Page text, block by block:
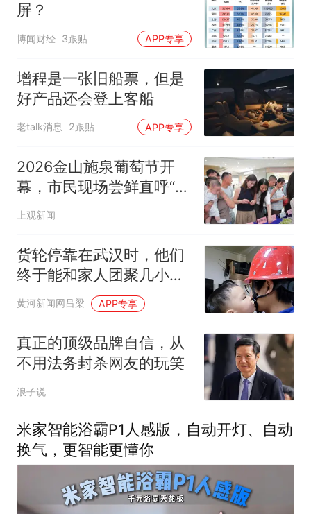
屏？
博闻财经 3跟贴 APP专享
增程是一张旧船票，但是
好产品还会登上客船
老talk消息 2跟贴 APP专享
2026金山施泉葡萄节开
幕，市民现场尝鲜直呼“比
往年还甜”
上观新闻
货轮停靠在武汉时，他们
终于能和家人团聚几小
时，“7个月没见到儿子，
黄河新闻网吕梁 APP专享
真正的顶级品牌自信，从
不用法务封杀网友的玩笑
浪子说
米家智能浴霸P1人感版，自动开灯、自动
换气，更智能更懂你